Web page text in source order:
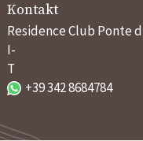
Kontakt
Residence Club Ponte
I-
T
+39 342 8684784